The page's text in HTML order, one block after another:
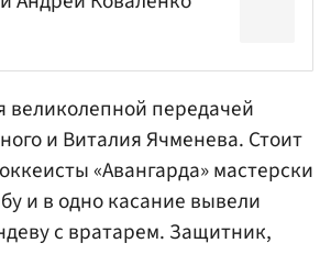
великолепной передачей
и Виталия Ячменева. Стоит
«Авангарда» мастерски
и в одно касание вывели
с вратарем. Защитник,